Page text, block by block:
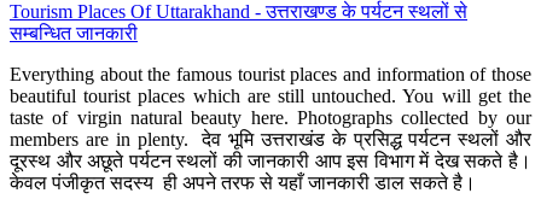
Tourism Places Of Uttarakhand - उत्तराखण्ड के पर्यटन स्थलों से
सम्बन्धित जानकारी
Everything about the famous tourist places and information of those
beautiful tourist places which are still untouched. You will get the
taste of virgin natural beauty here. Photographs collected by our
members are in plenty. देव भूमि उत्तराखंड के प्रसिद्ध पर्यटन स्थलों और
दूरस्थ और अछूते पर्यटन स्थलों की जानकारी आप इस विभाग में देख सकते है।
केवल पंजीकृत सदस्य ही अपने तरफ से यहाँ जानकारी डाल सकते है।